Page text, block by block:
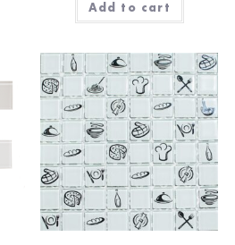
Add to cart